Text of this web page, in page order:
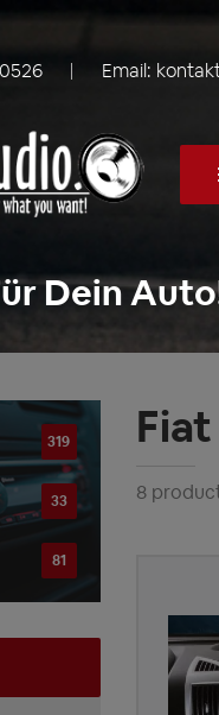
Email:
Dein
319
33
81
Fiat
8